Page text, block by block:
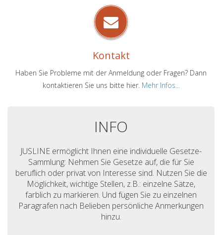
Kontakt
Haben Sie Probleme mit der Anmeldung oder Fragen? Dann
kontaktieren Sie uns bitte hier. Mehr Infos...
INFO
JUSLINE ermöglicht Ihnen eine individuelle Gesetze-
Sammlung: Nehmen Sie Gesetze auf, die für Sie
beruflich oder privat von Interesse sind. Nutzen Sie die
Möglichkeit, wichtige Stellen, z.B.: einzelne Sätze,
farblich zu markieren. Und fügen Sie zu einzelnen
Paragrafen nach Belieben persönliche Anmerkungen
hinzu.